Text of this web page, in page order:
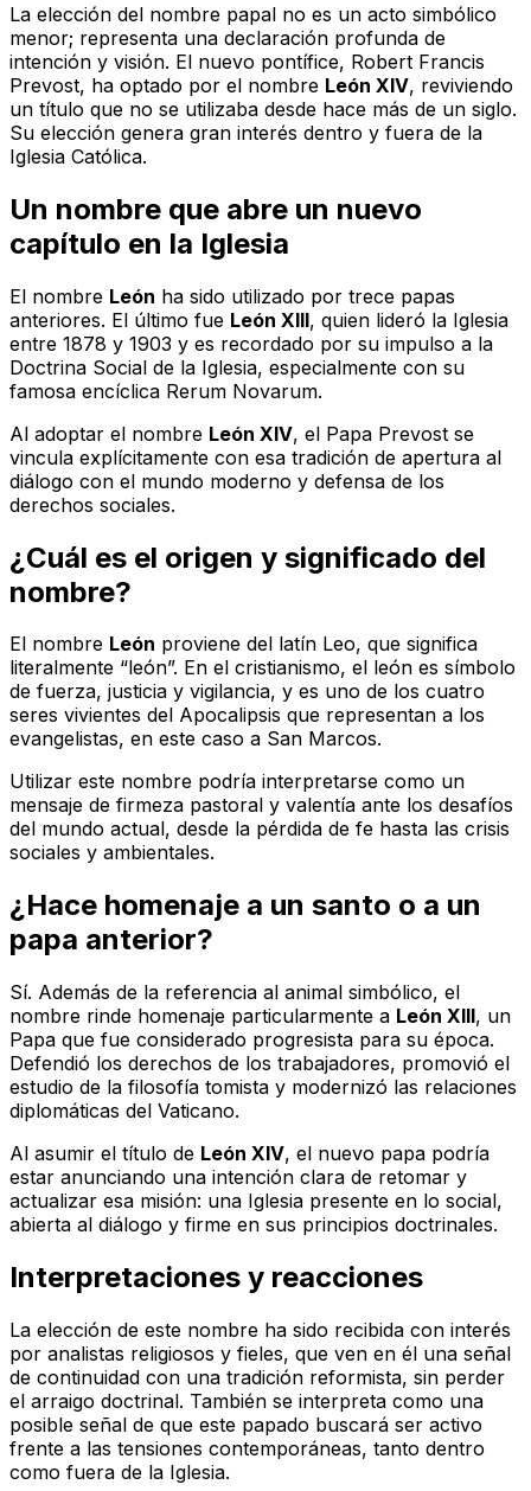
La elección del nombre papal no es un acto simbólico
menor; representa una declaración profunda de
intención y visión. El nuevo pontífice, Robert Francis
Prevost, ha optado por el nombre León XIV, reviviendo
un título que no se utilizaba desde hace más de un siglo.
Su elección genera gran interés dentro y fuera de la
Iglesia Católica.
Un nombre que abre un nuevo
capítulo en la Iglesia
El nombre León ha sido utilizado por trece papas
anteriores. El último fue León XIII, quien lideró la Iglesia
entre 1878 y 1903 y es recordado por su impulso a la
Doctrina Social de la Iglesia, especialmente con su
famosa encíclica Rerum Novarum.
Al adoptar el nombre León XIV, el Papa Prevost se
vincula explícitamente con esa tradición de apertura al
diálogo con el mundo moderno y defensa de los
derechos sociales.
¿Cuál es el origen y significado del
nombre?
El nombre León proviene del latín Leo, que significa
literalmente “león”. En el cristianismo, el león es símbolo
de fuerza, justicia y vigilancia, y es uno de los cuatro
seres vivientes del Apocalipsis que representan a los
evangelistas, en este caso a San Marcos.
Utilizar este nombre podría interpretarse como un
mensaje de firmeza pastoral y valentía ante los desafíos
del mundo actual, desde la pérdida de fe hasta las crisis
sociales y ambientales.
¿Hace homenaje a un santo o a un
papa anterior?
Sí. Además de la referencia al animal simbólico, el
nombre rinde homenaje particularmente a León XIII, un
Papa que fue considerado progresista para su época.
Defendió los derechos de los trabajadores, promovió el
estudio de la filosofía tomista y modernizó las relaciones
diplomáticas del Vaticano.
Al asumir el título de León XIV, el nuevo papa podría
estar anunciando una intención clara de retomar y
actualizar esa misión: una Iglesia presente en lo social,
abierta al diálogo y firme en sus principios doctrinales.
Interpretaciones y reacciones
La elección de este nombre ha sido recibida con interés
por analistas religiosos y fieles, que ven en él una señal
de continuidad con una tradición reformista, sin perder
el arraigo doctrinal. También se interpreta como una
posible señal de que este papado buscará ser activo
frente a las tensiones contemporáneas, tanto dentro
como fuera de la Iglesia.